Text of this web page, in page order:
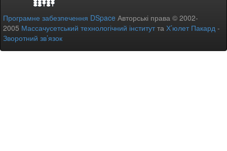
Програмне забезпечення DSpace Авторські права © 2002-
2005 Массачусетський технологічний інститутта Х’юлет Пакард -
Зворотний зв’язок